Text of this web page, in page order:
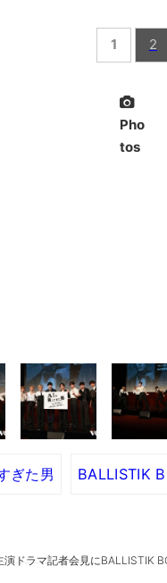
1 2
Pho
tos
ぎた男 BALLISTIK
演ドラマ記者会見にBALLISTIK